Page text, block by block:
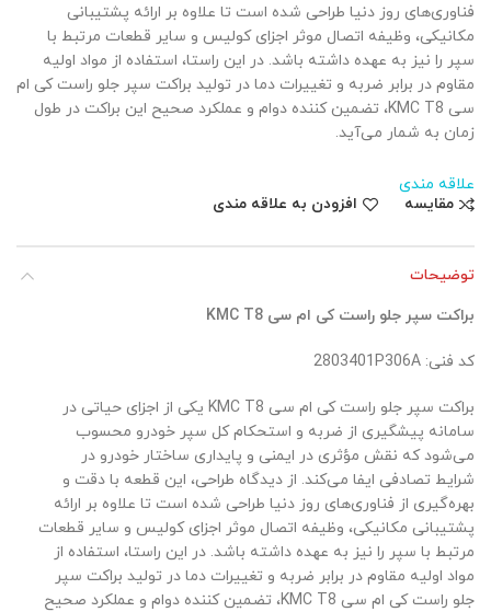
فناوری‌های روز دنیا طراحی شده است تا علاوه بر ارائه پشتیبانی
مکانیکی، وظیفه اتصال موثر اجزای کولیس و سایر قطعات مرتبط با
سپر را نیز به عهده داشته باشد. در این راستا، استفاده از مواد اولیه
مقاوم در برابر ضربه و تغییرات دما در تولید براکت سپر جلو راست کی ام
سی KMC T8، تضمین کننده دوام و عملکرد صحیح این براکت در طول
زمان به شمار می‌آید.
علاقه مندی
مقایسه
افزودن به علاقه مندی
توضیحات
براکت سپر جلو راست کی ام سی KMC T8
کد فنی: 2803401P306A
براکت سپر جلو راست کی ام سی KMC T8 یکی از اجزای حیاتی در
سامانه پیشگیری از ضربه و استحکام کل سپر خودرو محسوب
می‌شود که نقش مؤثری در ایمنی و پایداری ساختار خودرو در
شرایط تصادفی ایفا می‌کند. از دیدگاه طراحی، این قطعه با دقت و
بهره‌گیری از فناوری‌های روز دنیا طراحی شده است تا علاوه بر ارائه
پشتیبانی مکانیکی، وظیفه اتصال موثر اجزای کولیس و سایر قطعات
مرتبط با سپر را نیز به عهده داشته باشد. در این راستا، استفاده از
مواد اولیه مقاوم در برابر ضربه و تغییرات دما در تولید براکت سپر
جلو راست کی ام سی KMC T8، تضمین کننده دوام و عملکرد صحیح